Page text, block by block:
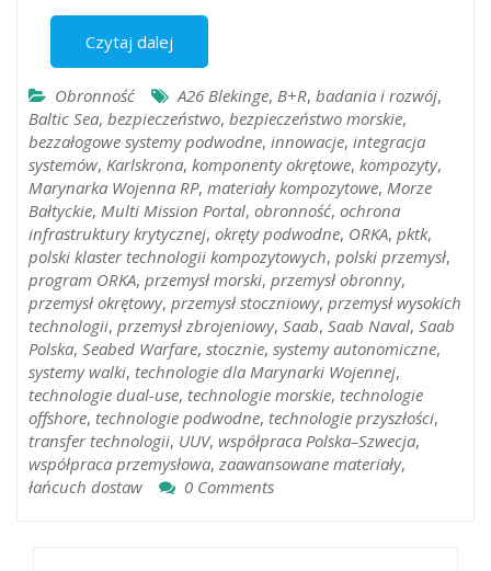
Czytaj dalej
Obronność A26 Blekinge, B+R, badania i rozwój,
Baltic Sea, bezpieczeństwo, bezpieczeństwo morskie,
bezzałogowe systemy podwodne, innowacje, integracja
systemów, Karlskrona, komponenty okrętowe, kompozyty,
Marynarka Wojenna RP, materiały kompozytowe, Morze
Bałtyckie, Multi Mission Portal, obronność, ochrona
infrastruktury krytycznej, okręty podwodne, ORKA, pktk,
polski klaster technologii kompozytowych, polski przemysł,
program ORKA, przemysł morski, przemysł obronny,
przemysł okrętowy, przemysł stoczniowy, przemysł wysokich
technologii, przemysł zbrojeniowy, Saab, Saab Naval, Saab
Polska, Seabed Warfare, stocznie, systemy autonomiczne,
systemy walki, technologie dla Marynarki Wojennej,
technologie dual-use, technologie morskie, technologie
offshore, technologie podwodne, technologie przyszłości,
transfer technologii, UUV, współpraca Polska–Szwecja,
współpraca przemysłowa, zaawansowane materiały,
łańcuch dostaw
0 Comments